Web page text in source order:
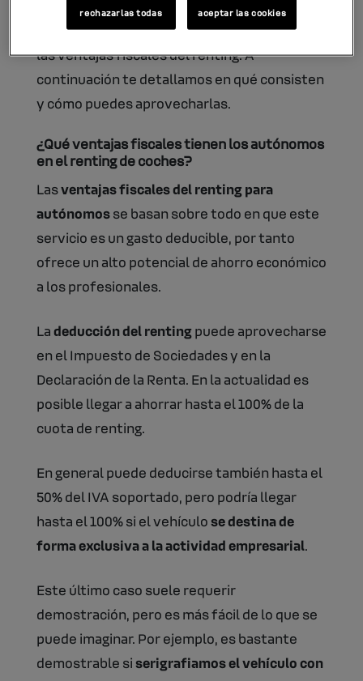
Y a todos estos beneficios se suman también
las ventajas fiscales del renting. A
continuación te detallamos en qué consisten
y cómo puedes aprovecharlas.
¿Qué ventajas fiscales tienen los autónomos
en el renting de coches?
Lasventajas fiscales del renting para
autónomosse basan sobre todo en que este
servicio es un gasto deducible, por tanto
ofrece un alto potencial de ahorro económico
a los profesionales.
Ladeducción del renting puede aprovecharse
en el Impuesto de Sociedades y en la
Declaración de la Renta. En la actualidad es
posible llegar a ahorrar hasta el 100% de la
cuota de renting.
En general puede deducirse también hasta el
50% del IVA soportado, pero podría llegar
hasta el 100% si el vehículose destina de
forma exclusiva a la actividad empresarial.
Este último caso suele requerir
demostración, pero es más fácil de lo que se
puede imaginar. Por ejemplo, es bastante
demostrable siserigrafiamos el vehículo con
rechazarlas todas aceptar las cookies